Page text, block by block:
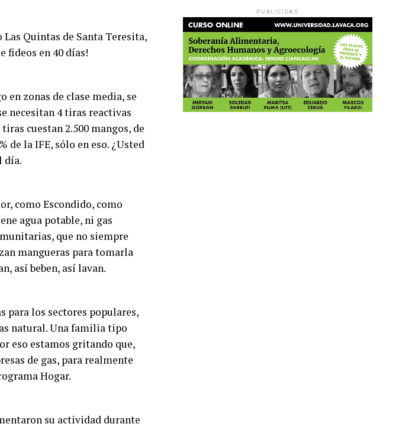
Quintas de Santa Teresita,
fideos en 40 días!
en zonas de clase media, se
necesitan 4 tiras reactivas
cuestan 2.500 mangos, de
de la IFE, sólo en eso. ¿Usted
día.
como Escondido, como
agua potable, ni gas
que no siempre
mangueras para tomarla
así beben, así lavan.
para los sectores populares,
natural. Una familia tipo
eso estamos gritando que,
de gas, para realmente
Hogar.
su actividad durante
PUBLICIDAD